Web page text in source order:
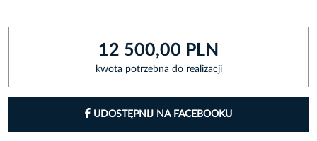
12 500,00 PLN
kwota potrzebna do realizacji
UDOSTĘPNIJ NA FACEBOOKU